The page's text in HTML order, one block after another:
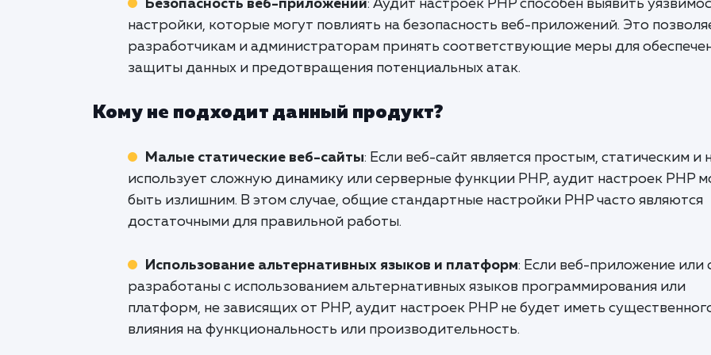
Безопасность веб-приложений: Аудит настроек PHP способен выявить
настройки, которые могут повлиять на безопасность веб-приложений. Это
разработчикам и администраторам принять соответствующие меры для
защиты данных и предотвращения потенциальных атак.
Кому не подходит данный продукт?
Малые статические веб-сайты: Если веб-сайт является простым, статическим и
использует сложную динамику или серверные функции PHP, аудит настроек PHP
быть излишним. В этом случае, общие стандартные настройки PHP часто являются
достаточными для правильной работы.
Использование альтернативных языков и платформ: Если веб-приложение или
разработаны с использованием альтернативных языков программирования или
платформ, не зависящих от PHP, аудит настроек PHP не будет иметь
влияния на функциональность или производительность.